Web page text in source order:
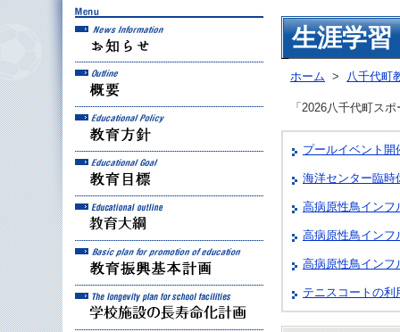
お知らせ
教育大綱
学校施設の長寿命化計
生涯学習
ホーム > 八千代町
「2026八千代町ス
プールイベント開
海洋センター臨時
高病原性鳥インフ
高病原性鳥インフ
高病原性鳥インフ
テニスコートの利